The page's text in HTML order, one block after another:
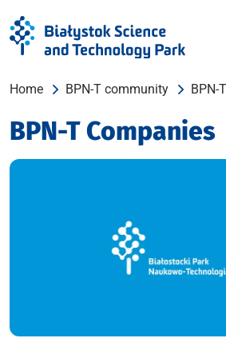
Home BPN-T community BPN-
BPN-T Companies